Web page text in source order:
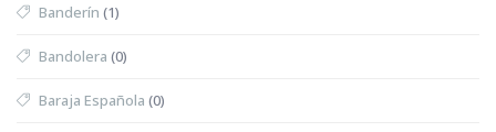
Banderín (1)
Bandolera (0)
Baraja Española (0)